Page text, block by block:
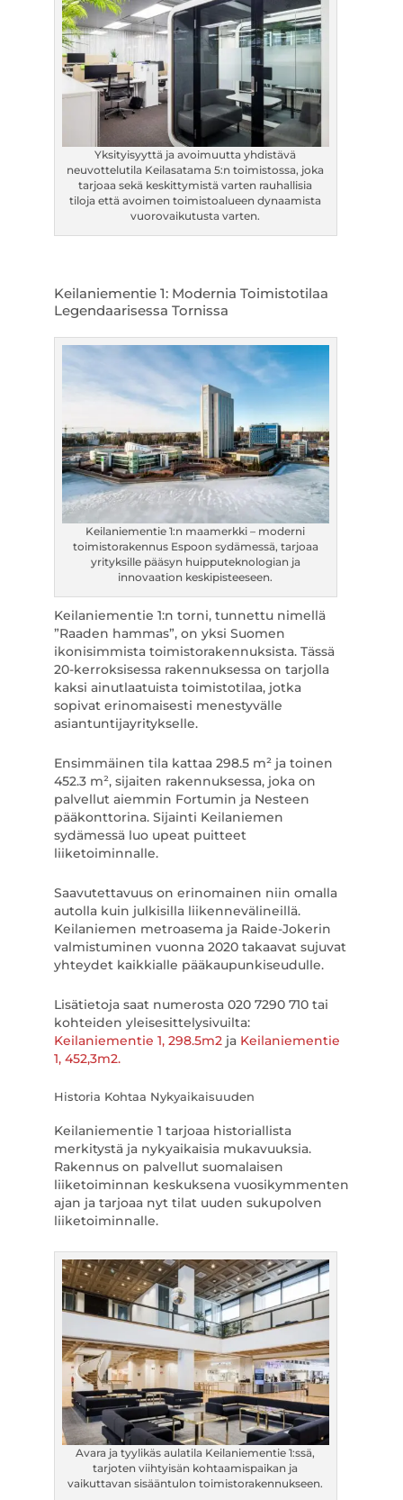
Yksityisyyttä ja avoimuutta yhdistävä
neuvottelutila Keilasatama 5:n toimistossa, joka
tarjoaa sekä keskittymistä varten rauhallisia
tiloja että avoimen toimistoalueen dynaamista
vuorovaikutusta varten.
Keilaniementie 1: Modernia Toimistotilaa
Legendaarisessa Tornissa
Keilaniementie 1:n maamerkki – moderni
toimistorakennus Espoon sydämessä, tarjoaa
yrityksille pääsyn huipputeknologian ja
innovaation keskipisteeseen.
Keilaniementie 1:n torni, tunnettu nimellä
”Raaden hammas”, on yksi Suomen
ikonisimmista toimistorakennuksista. Tässä
20-kerroksisessa rakennuksessa on tarjolla
kaksi ainutlaatuista toimistotilaa, jotka
sopivat erinomaisesti menestyvälle
asiantuntijayritykselle.
Ensimmäinen tila kattaa 298.5 m² ja toinen
452.3 m², sijaiten rakennuksessa, joka on
palvellut aiemmin Fortumin ja Nesteen
pääkonttorina. Sijainti Keilaniemen
sydämessä luo upeat puitteet
liiketoiminnalle.
Saavutettavuus on erinomainen niin omalla
autolla kuin julkisilla liikennevälineillä.
Keilaniemen metroasema ja Raide-Jokerin
valmistuminen vuonna 2020 takaavat sujuvat
yhteydet kaikkialle pääkaupunkiseudulle.
Lisätietoja saat numerosta 020 7290 710 tai
kohteiden yleisesittelysivuilta:
Keilaniementie 1, 298.5m2ja Keilaniementie
1, 452,3m2.
Historia Kohtaa Nykyaikaisuuden
Keilaniementie 1 tarjoaa historiallista
merkitystä ja nykyaikaisia mukavuuksia.
Rakennus on palvellut suomalaisen
liiketoiminnan keskuksena vuosikymmenten
ajan ja tarjoaa nyt tilat uuden sukupolven
liiketoiminnalle.
Avara ja tyylikäs aulatila Keilaniementie 1:ssä,
tarjoten viihtyisän kohtaamispaikan ja
vaikuttavan sisääntulon toimistorakennukseen.